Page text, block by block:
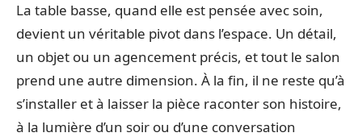
La table basse, quand elle est pensée avec soin,
devient un véritable pivot dans l’espace. Un détail,
un objet ou un agencement précis, et tout le salon
prend une autre dimension. À la fin, il ne reste qu’à
s’installer et à laisser la pièce raconter son histoire,
à la lumière d’un soir ou d’une conversation